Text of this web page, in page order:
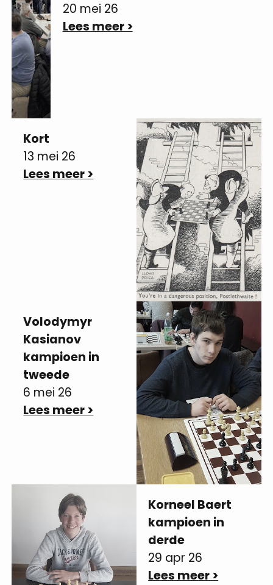
20 mei 26
Lees meer >
Kort
13 mei 26
Lees meer >
Volodymyr
Kasianov
kampioen in
tweede
6 mei 26
Lees meer >
Korneel Baert
kampioen in
derde
29 apr 26
Lees meer >